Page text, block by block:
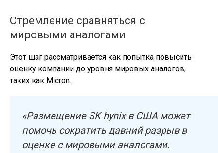
Стремление сравняться с
мировыми аналогами
Этот шаг рассматривается как попытка повысить
оценку компании до уровня мировых аналогов,
таких как Micron.
«Размещение SK hynix в США может
помочь сократить давний разрыв в
оценке с мировыми аналогами.